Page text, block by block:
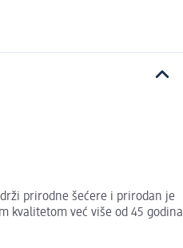
prirodne šećere i prirodan je
kvalitetom već više od 45 godina